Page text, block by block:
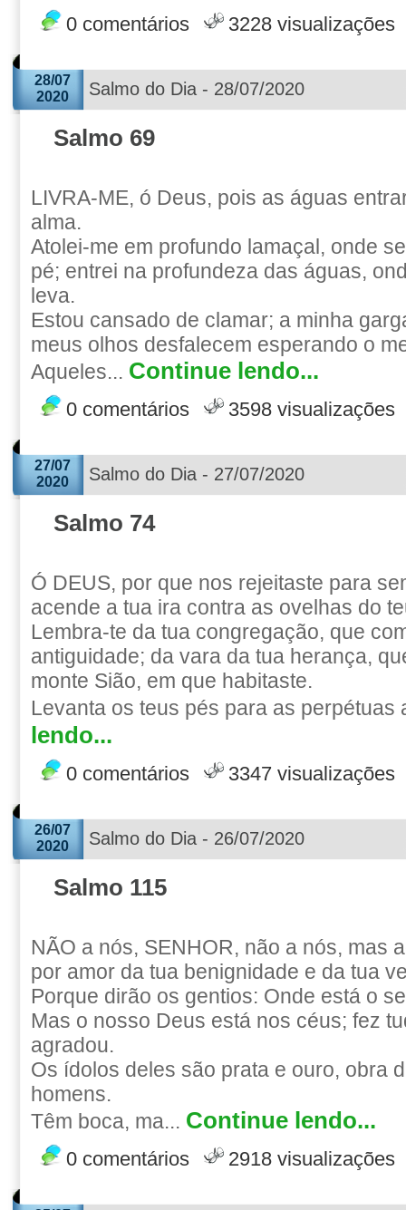
0 comentários 3228 visualizações
28/07
2020
Salmo do Dia - 28/07/2020
Salmo 69
LIVRA-ME, ó Deus, pois as águas
alma.
Atolei-me em profundo lamaçal, onde
pé; entrei na profundeza das águas,
leva.
Estou cansado de clamar; a minha
meus olhos desfalecem esperando o
Aqueles... Continue lendo...
0 comentários 3598 visualizações
27/07
2020
Salmo do Dia - 27/07/2020
Salmo 74
Ó DEUS, por que nos rejeitaste para
acende a tua ira contra as ovelhas do
Lembra-te da tua congregação, que
antiguidade; da vara da tua herança,
monte Sião, em que habitaste.
Levanta os teus pés para as perpétuas
lendo...
0 comentários 3347 visualizações
26/07
2020
Salmo do Dia - 26/07/2020
Salmo 115
NÃO a nós, SENHOR, não a nós, mas
por amor da tua benignidade e da tua
Porque dirão os gentios: Onde está o
Mas o nosso Deus está nos céus; fez
agradou.
Os ídolos deles são prata e ouro, obra
homens.
Têm boca, ma... Continue lendo...
0 comentários 2918 visualizações